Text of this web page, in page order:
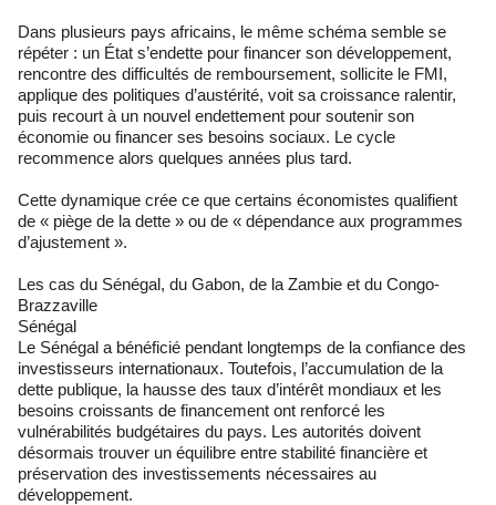
Dans plusieurs pays africains, le même schéma semble se
répéter : un État s’endette pour financer son développement,
rencontre des difficultés de remboursement, sollicite le FMI,
applique des politiques d’austérité, voit sa croissance ralentir,
puis recourt à un nouvel endettement pour soutenir son
économie ou financer ses besoins sociaux. Le cycle
recommence alors quelques années plus tard.
Cette dynamique crée ce que certains économistes qualifient
de « piège de la dette » ou de « dépendance aux programmes
d’ajustement ».
Les cas du Sénégal, du Gabon, de la Zambie et du Congo-
Brazzaville
Sénégal
Le Sénégal a bénéficié pendant longtemps de la confiance des
investisseurs internationaux. Toutefois, l’accumulation de la
dette publique, la hausse des taux d’intérêt mondiaux et les
besoins croissants de financement ont renforcé les
vulnérabilités budgétaires du pays. Les autorités doivent
désormais trouver un équilibre entre stabilité financière et
préservation des investissements nécessaires au
développement.